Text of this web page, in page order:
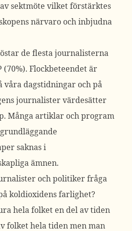
sektmöte vilket förstärktes
närvaro och inbjudna
de flesta journalisterna
(70%). Flockbeteendet är
våra dagstidningar och på
journalister värdesätter
Många artiklar och program
saknas i
ämnen.
och politiker fråga
koldioxidens farlighet?
hela folket en del av tiden
folket hela tiden men man